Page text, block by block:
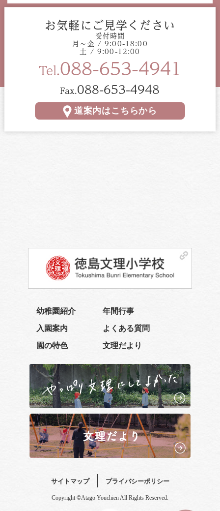
お気軽にご見学ください
受付時間
月〜金 / 9:00-18:00
土 / 9:00-12:00
Tel.088-653-4941
Fax.088-653-4948
道案内はこちらから
幼稚園紹介 年間行事
入園案内 よくある質問
園の特色 文理だより
サイトマップ プライバシーポリシー
Copyright ©Atago Youchien All Rights Reserved.